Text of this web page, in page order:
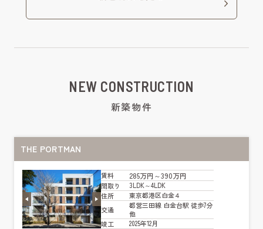
NEW CONSTRUCTION
新築物件
THE PORTMAN
賃料 285万円～390万円
間取り
3LDK～4LDK
住所
東京都港区白金４
交通
都営三田線 白金台駅 徒歩7分
他
竣工
2025年12月